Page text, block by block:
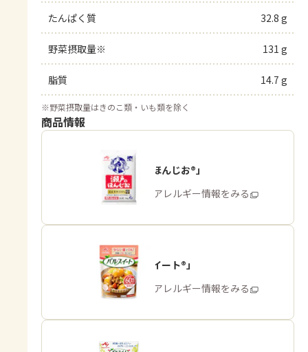
たんぱく質 32.8 g
野菜摂取量※ 131 g
脂質 14.7 g
※野菜摂取量はきのこ類・いも類を除く
商品情報
「瀬戸のほんじお®」
商品・アレルギー情報をみる
「パルスイート®」
商品・アレルギー情報をみる